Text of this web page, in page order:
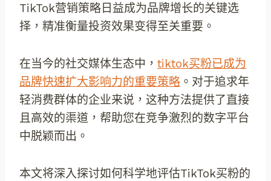
TikTok营销策略日益成为品牌增长的关键选
择，精准衡量投资效果变得至关重要。
在当今的社交媒体生态中， tiktok买粉已成为
品牌快速扩大影响力的重要策略 。对于追求年
轻消费群体的企业来说，这种方法提供了直接
且高效的渠道，帮助您在竞争激烈的数字平台
中脱颖而出。
本文将深入探讨如何科学地评估TikTok买粉的